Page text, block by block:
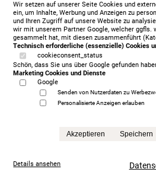
Kontaktformular:
Folgende Daten werden im Rahmen
verarbeitet:
Pflichtfelder: Anrede, Vorname,
Mailadresse, Telefonnummer,
(Checkbox)
Freiwillige Angaben:
Hausnummer, PLZ und Ort,
Im Freitextfeld könne zudem
Im Zeitpunkt der Absendung der
Wir setzen auf unserer Seite Cookies und
ein, um Inhalte, Werbung und Anzeigen zu
und Ihren Zugriff auf unsere Website zu
wir mit unserem Partner Google, welcher ggfls.
gesammelt hat, mit diesen zusammenführt
Technisch erforderliche (essenzielle) Cookies
cookieconsent_status
Schön, dass Sie uns über Google gefunden
Marketing Cookies und Dienste
Google
Senden von Nutzerdaten zu
Personalisierte Anzeigen erlauben
Akzeptieren Speichern
Details ansehen